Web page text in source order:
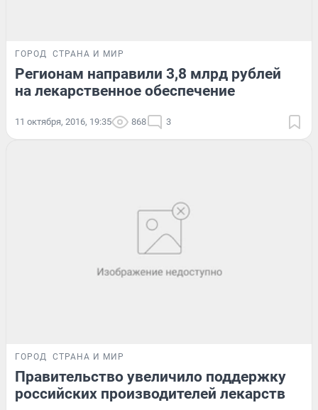
ГОРОД СТРАНА И МИР
Регионам направили 3,8 млрд рублей
на лекарственное обеспечение
11 октября, 2016, 19:35 868 3
ГОРОД СТРАНА И МИР
Правительство увеличило поддержку
российских производителей лекарств